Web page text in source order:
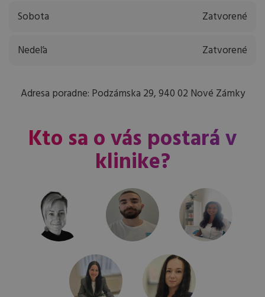
Sobota Zatvorené
Nedeľa Zatvorené
Adresa poradne: Podzámska 29, 940 02 Nové Zámky
Kto sa o vás postará v
klinike?